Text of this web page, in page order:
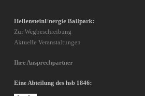
HellensteinEnergie Ballpark:
Zur Wegbeschreibung
Aktuelle Veranstaltungen
Ihre Ansprechpartner
Eine Abteilung des hsb 1846: